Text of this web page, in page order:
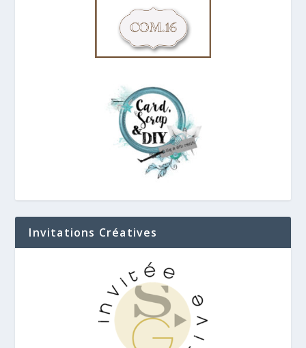
Invitations Créatives